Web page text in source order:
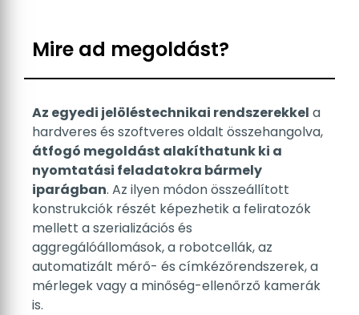
Értékesítés
Mire ad megoldást?
Az egyedi jelöléstechnikai rendszerekkel a
hardveres és szoftveres oldalt összehangolva,
átfogó megoldást alakíthatunk ki a
nyomtatási feladatokra bármely
iparágban. Az ilyen módon összeállított
konstrukciók részét képezhetik a feliratozók
mellett a szerializációs és
aggregálóállomások, a robotcellák, az
automatizált mérő- és címkézőrendszerek, a
mérlegek vagy a minőség-ellenőrző kamerák
is.